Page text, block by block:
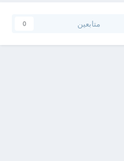
متابعين 0